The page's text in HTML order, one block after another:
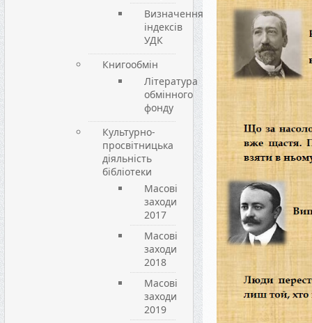
Визначення
індексів
УДК
Книгообмін
Література
обмінного
фонду
Культурно-
просвітницька
діяльність
бібліотеки
Масові
заходи
2017
Масові
заходи
2018
Масові
заходи
2019